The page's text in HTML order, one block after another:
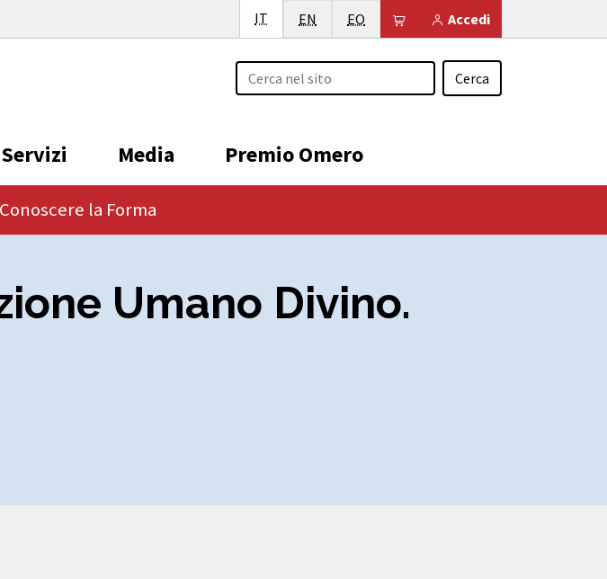
Accedi
Il tuo carrello è vuoto
IT Italiano
EN English
EO Esperanto
Cerca
Servizi Media Premio Omero
la Forma
Umano Divino.